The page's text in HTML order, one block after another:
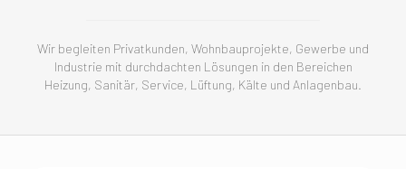
Wir begleiten Privatkunden, Wohnbauprojekte, Gewerbe und
Industrie mit durchdachten Lösungen in den Bereichen
Heizung, Sanitär, Service, Lüftung, Kälte und Anlagenbau.